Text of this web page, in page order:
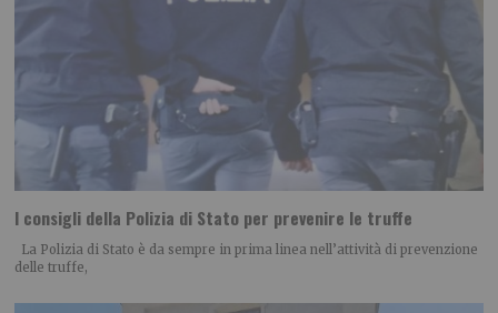
I consigli della Polizia di Stato per prevenire le truffe
La Polizia di Stato è da sempre in prima linea nell’attività di prevenzione
delle truffe,